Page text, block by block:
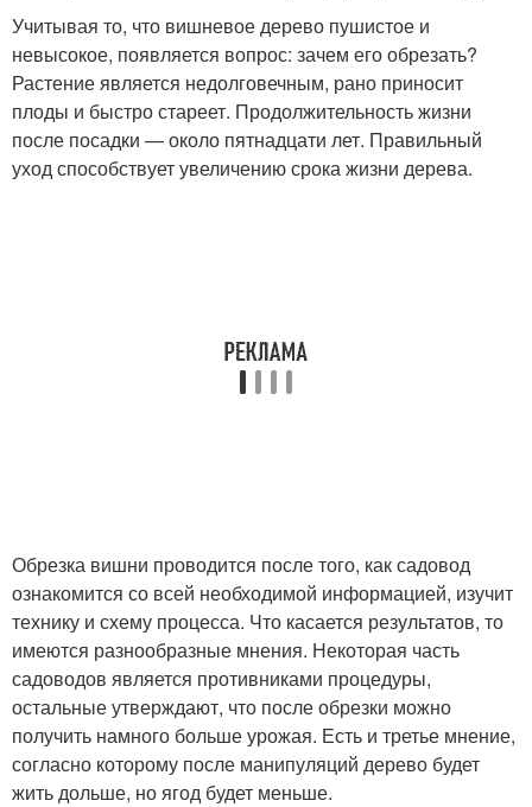
Учитывая то, что вишневое дерево пушистое и
невысокое, появляется вопрос: зачем его обрезать?
Растение является недолговечным, рано приносит
плоды и быстро стареет. Продолжительность жизни
после посадки — около пятнадцати лет. Правильный
уход способствует увеличению срока жизни дерева.
Обрезка вишни проводится после того, как садовод
ознакомится со всей необходимой информацией, изучит
технику и схему процесса. Что касается результатов, то
имеются разнообразные мнения. Некоторая часть
садоводов является противниками процедуры,
остальные утверждают, что после обрезки можно
получить намного больше урожая. Есть и третье мнение,
согласно которому после манипуляций дерево будет
жить дольше, но ягод будет меньше.